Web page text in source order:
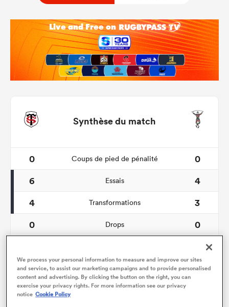
Synthèse du match
0 Coups de pied de pénalité
0
6
Essais
4
4
Transformations
3
0
Drops
0
9
Franchissements
5
12
Turnovers perdus
We process your personal information to measure and improve our sites
and service, to assist our marketing campaigns and to provide personalised
content and advertising. By clicking the button on the right, you can
exercise your privacy rights. For more information see our privacy
notice Cookie Policy